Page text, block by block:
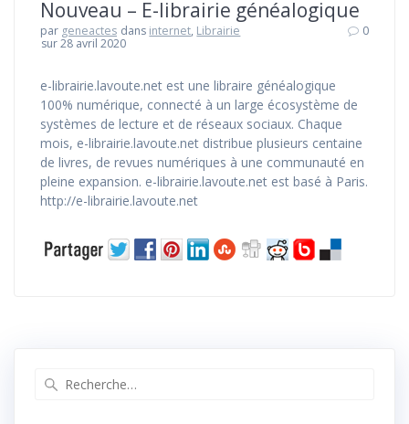
Nouveau – E-librairie généalogique
par geneactes dans internet, Librairie
sur 28 avril 2020
0
e-librairie.lavoute.net est une libraire généalogique
100% numérique, connecté à un large écosystème de
systèmes de lecture et de réseaux sociaux. Chaque
mois, e-librairie.lavoute.net distribue plusieurs centaine
de livres, de revues numériques à une communauté en
pleine expansion. e-librairie.lavoute.net est basé à Paris.
http://e-librairie.lavoute.net